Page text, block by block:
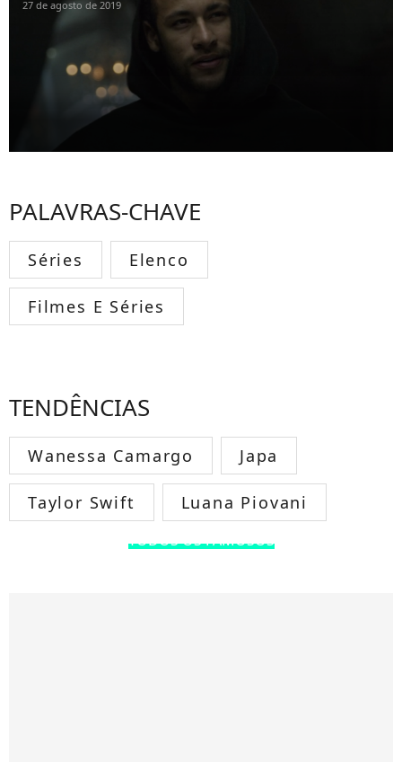
27 de agosto de 2019
PALAVRAS-CHAVE
Séries Elenco
Filmes E Séries
TENDÊNCIAS
Wanessa Camargo Japa
Taylor Swift Luana Piovani
TODOS OS FAMOSOS